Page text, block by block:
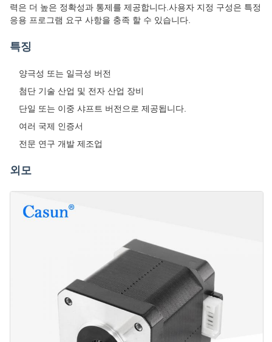
력은 더 높은 정확성과 통제를 제공합니다.사용자 지정 구성은 특정
응용 프로그램 요구 사항을 충족 할 수 있습니다.
특징
양극성 또는 일극성 버전
첨단 기술 산업 및 전자 산업 장비
단일 또는 이중 샤프트 버전으로 제공됩니다.
여러 국제 인증서
전문 연구 개발 제조업
외모